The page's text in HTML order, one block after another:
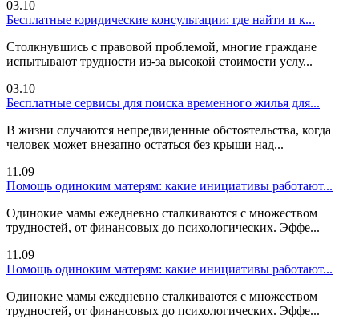
03.10
Бесплатные юридические консультации: где найти и к...
Столкнувшись с правовой проблемой, многие граждане
испытывают трудности из-за высокой стоимости услу...
03.10
Бесплатные сервисы для поиска временного жилья для...
В жизни случаются непредвиденные обстоятельства, когда
человек может внезапно остаться без крыши над...
11.09
Помощь одиноким матерям: какие инициативы работают...
Одинокие мамы ежедневно сталкиваются с множеством
трудностей, от финансовых до психологических. Эффе...
11.09
Помощь одиноким матерям: какие инициативы работают...
Одинокие мамы ежедневно сталкиваются с множеством
трудностей, от финансовых до психологических. Эффе...